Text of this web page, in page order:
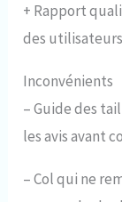
+ Rapport
des utilisateurs
Inconvénients
–Guide des
les avis avant
–Col qui ne